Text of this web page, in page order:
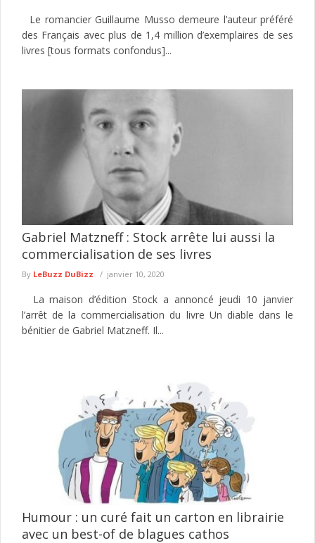
Le romancier Guillaume Musso demeure l’auteur préféré
des Français avec plus de 1,4 million d’exemplaires de ses
livres [tous formats confondus]...
Gabriel Matzneff : Stock arrête lui aussi la
commercialisation de ses livres
By LeBuzz DuBizz janvier 10, 2020
La maison d’édition Stock a annoncé jeudi 10 janvier
l’arrêt de la commercialisation du livre Un diable dans le
bénitier de Gabriel Matzneff. Il...
Humour : un curé fait un carton en librairie
avec un best-of de blagues cathos